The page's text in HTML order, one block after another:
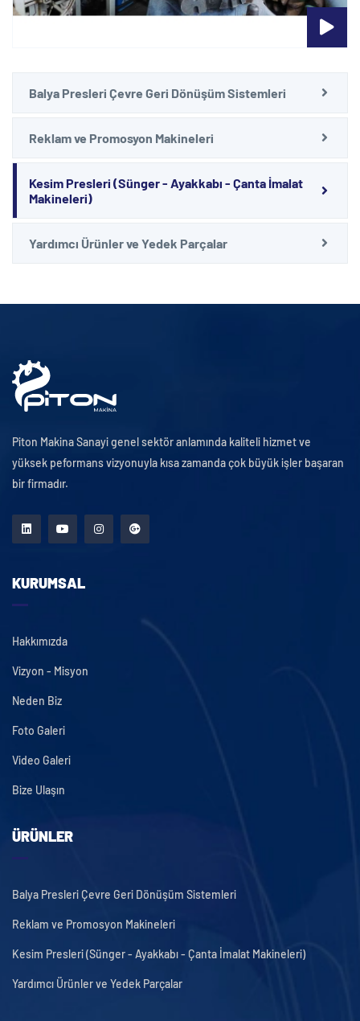
Balya Presleri Çevre Geri Dönüşüm Sistemleri
Reklam ve Promosyon Makineleri
Kesim Presleri (Sünger - Ayakkabı - Çanta İmalat
Makineleri)
Yardımcı Ürünler ve Yedek Parçalar
Piton Makina Sanayi genel sektör anlamında kaliteli hizmet ve
yüksek peformans vizyonuyla kısa zamanda çok büyük işler başaran
bir firmadır.
KURUMSAL
Hakkımızda
Vizyon - Misyon
Neden Biz
Foto Galeri
Video Galeri
Bize Ulaşın
ÜRÜNLER
Balya Presleri Çevre Geri Dönüşüm Sistemleri
Reklam ve Promosyon Makineleri
Kesim Presleri (Sünger - Ayakkabı - Çanta İmalat Makineleri)
Yardımcı Ürünler ve Yedek Parçalar